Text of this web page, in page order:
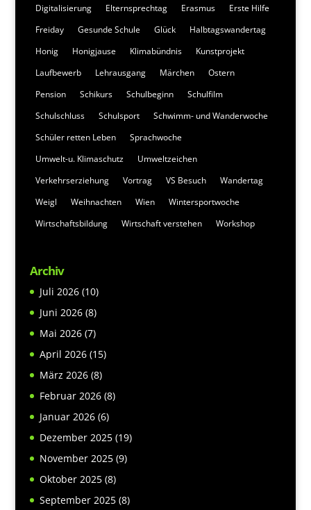
Digitalisierung Elternsprechtag Erasmus
Erste Hilfe
Freiday
Gesunde Schule Glück
Halbtagswandertag
Honig
Honigjause Klimabündnis
Kunstprojekt
Laufbewerb
Lehrausgang Märchen
Ostern
Pension
Schikurs Schulbeginn
Schulfilm
Schulschluss
Schulsport
Schwimm- und Wanderwoche
Schüler retten Leben
Sprachwoche
Umwelt-u. Klimaschutz
Umweltzeichen
Verkehrserziehung
Vortrag VS Besuch
Wandertag
Weigl
Weihnachten Wien
Wintersportwoche
Wirtschaftsbildung
Wirtschaft verstehen Workshop
Archiv
Juli 2026(10)
Juni 2026(8)
Mai 2026(7)
April 2026(15)
März 2026(8)
Februar 2026(8)
Januar 2026(6)
Dezember 2025(19)
November 2025(9)
Oktober 2025(8)
September 2025(8)